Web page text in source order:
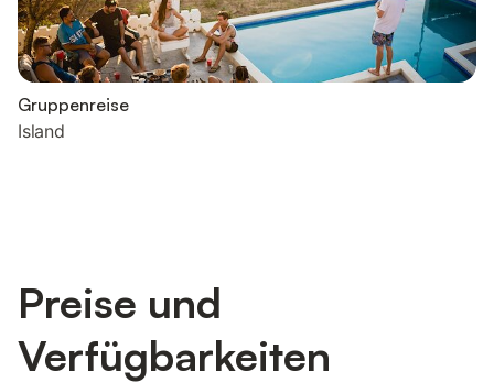
Gruppenreise
Island
Preise und
Verfügbarkeiten